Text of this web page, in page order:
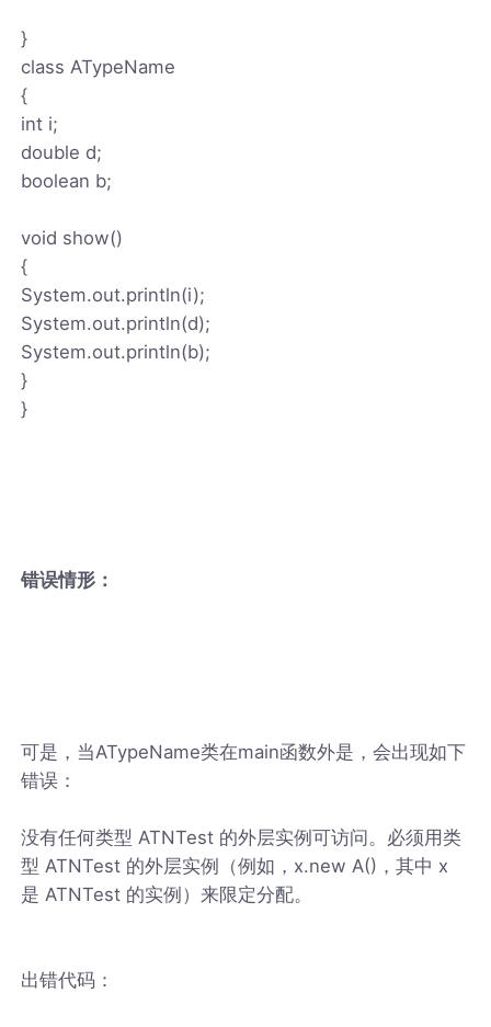
}
class ATypeName
{
int i;
double d;
boolean b;
void show()
{
System.out.println(i);
System.out.println(d);
System.out.println(b);
}
}
错误情形：
可是，当ATypeName类在main函数外是，会出现如下
错误：
没有任何类型 ATNTest 的外层实例可访问。必须用类
型 ATNTest 的外层实例（例如，x.new A()，其中 x
是 ATNTest 的实例）来限定分配。
出错代码：